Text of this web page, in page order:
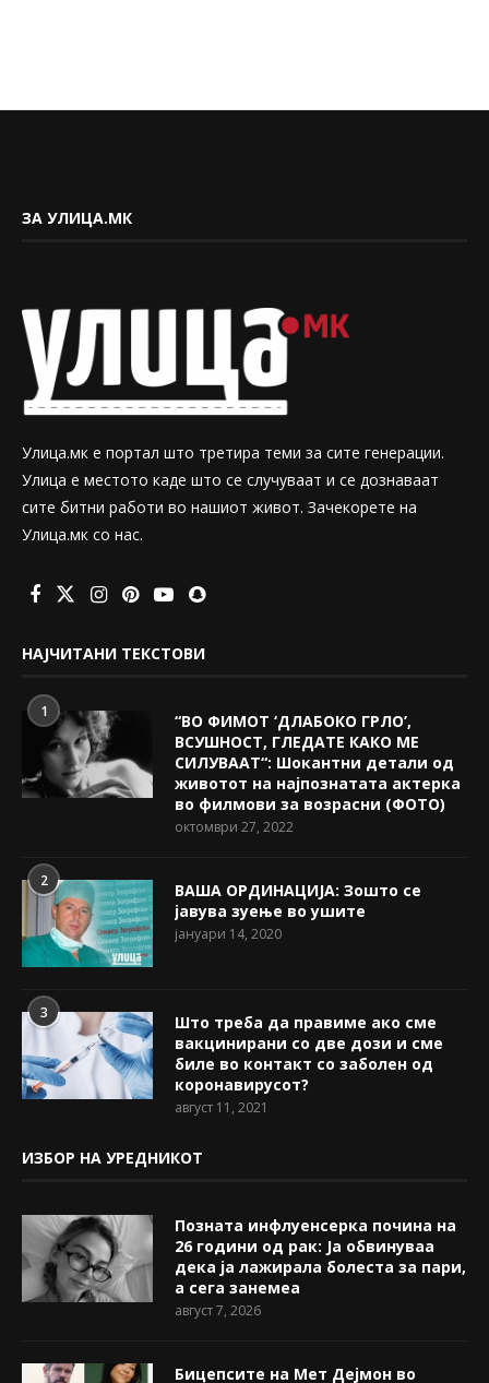
ЗА УЛИЦА.МК
Улица.мк е портал што третира теми за сите генерации.
Улица е местото каде што се случуваат и се дознаваат
сите битни работи во нашиот живот. Зачекорете на
Улица.мк со нас.
НАЈЧИТАНИ ТЕКСТОВИ
1
“ВО ФИМОТ ‘ДЛАБОКО ГРЛО’,
ВСУШНОСТ, ГЛЕДАТЕ КАКО МЕ
СИЛУВААТ“: Шокантни детали од
животот на најпознатата актерка
во филмови за возрасни (ФОТО)
октомври 27, 2022
2
ВАША ОРДИНАЦИЈА: Зошто се
јавува зуење во ушите
јануари 14, 2020
3
Што треба да правиме ако сме
вакцинирани со две дози и сме
биле во контакт со заболен од
коронавирусот?
август 11, 2021
ИЗБОР НА УРЕДНИКОТ
Позната инфлуенсерка почина на
26 години од рак: Ја обвинуваа
дека ја лажирала болеста за пари,
а сега занемеа
август 7, 2026
Бицепсите на Мет Дејмон во